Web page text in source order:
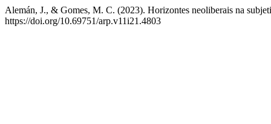
Alemán, J., & Gomes, M. C. (2023). Horizontes neoliberais na
https://doi.org/10.69751/arp.v11i21.4803